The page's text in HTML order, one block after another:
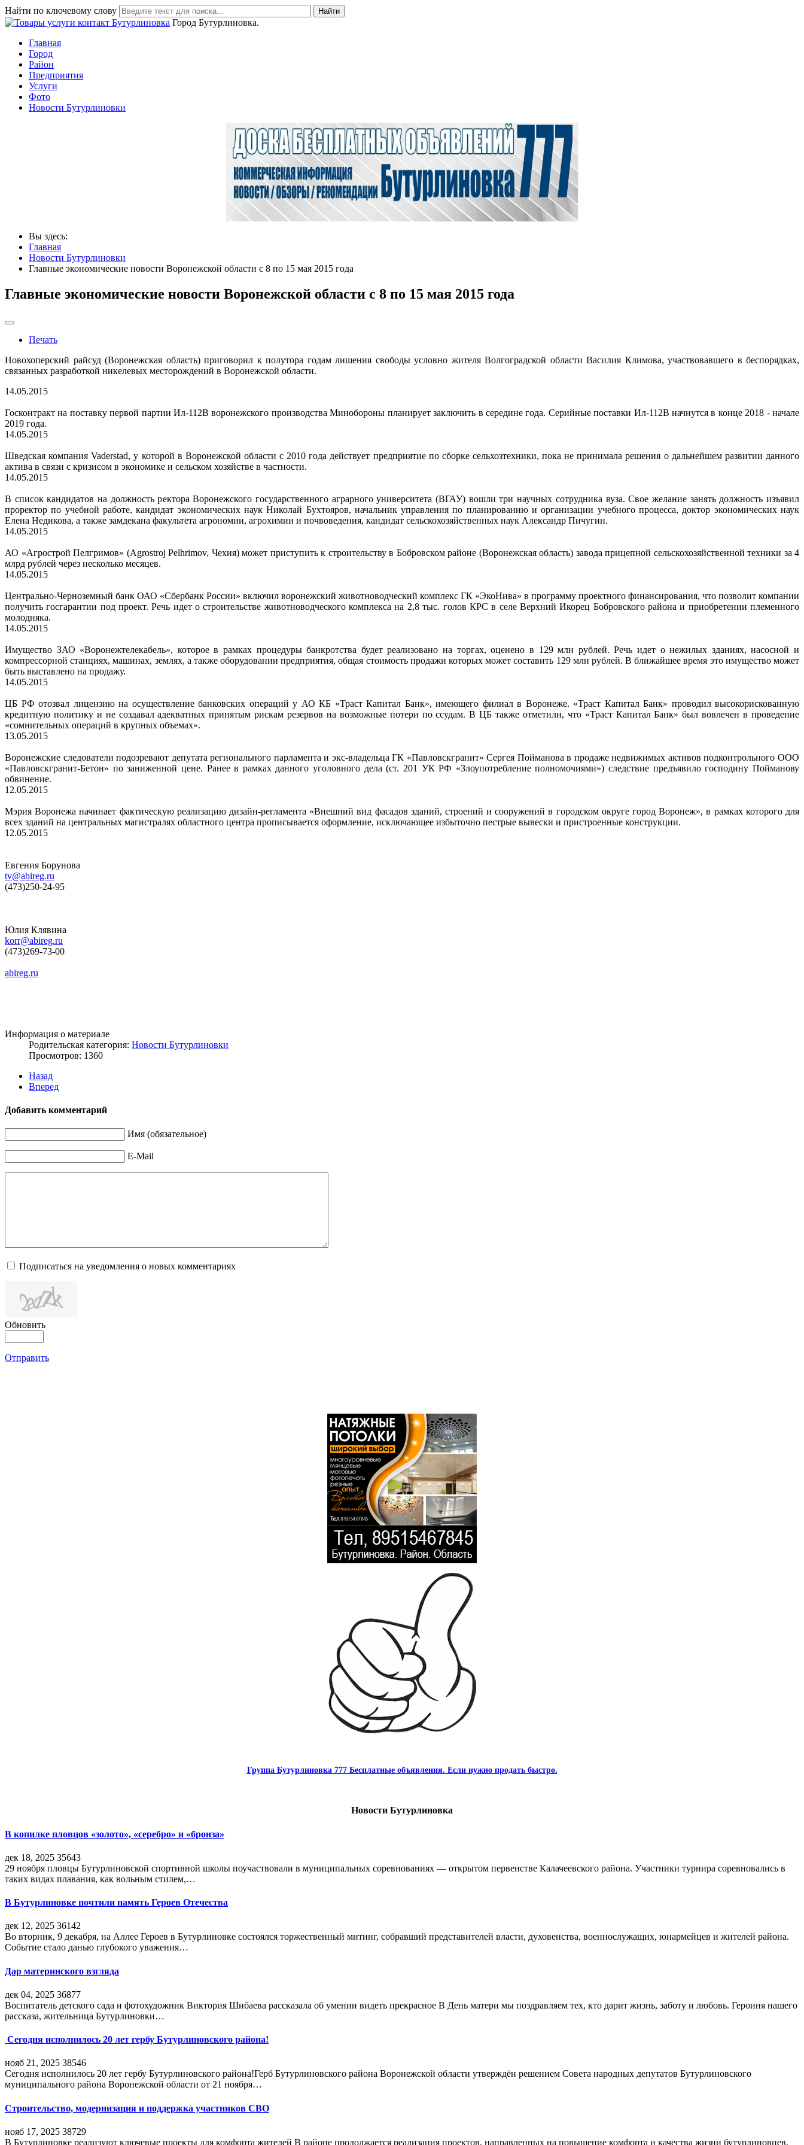
Найти по ключевому слову Найти
Город Бутурлиновка.
Главная
Город
Район
Предприятия
Услуги
Фото
Новости Бутурлиновки
Вы здесь:
Главная
Новости Бутурлиновки
Главные экономические новости Воронежской области с 8 по 15 мая 2015 года
Главные экономические новости Воронежской области с 8 по 15 мая 2015 года
Печать
Новохоперский райсуд (Воронежская область) приговорил к полутора годам лишения свободы условно жителя Волгоградской области Василия Климова, участвовавшего в беспорядках,
связанных разработкой никелевых месторождений в Воронежской области.
14.05.2015
Госконтракт на поставку первой партии Ил-112В воронежского производства Минобороны планирует заключить в середине года. Серийные поставки Ил-112В начнутся в конце 2018 - начале
2019 года.
14.05.2015
Шведская компания Vaderstad, у которой в Воронежской области с 2010 года действует предприятие по сборке сельхозтехники, пока не принимала решения о дальнейшем развитии данного
актива в связи с кризисом в экономике и сельском хозяйстве в частности.
14.05.2015
В список кандидатов на должность ректора Воронежского государственного аграрного университета (ВГАУ) вошли три научных сотрудника вуза. Свое желание занять должность изъявил
проректор по учебной работе, кандидат экономических наук Николай Бухтояров, начальник управления по планированию и организации учебного процесса, доктор экономических наук
Елена Недикова, а также замдекана факультета агрономии, агрохимии и почвоведения, кандидат сельскохозяйственных наук Александр Пичугин.
14.05.2015
АО «Агрострой Пелгримов» (Agrostroj Pelhrimov, Чехия) может приступить к строительству в Бобровском районе (Воронежская область) завода прицепной сельскохозяйственной техники за 4
млрд рублей через несколько месяцев.
14.05.2015
Центрально-Черноземный банк ОАО «Сбербанк России» включил воронежский животноводческий комплекс ГК «ЭкоНива» в программу проектного финансирования, что позволит компании
получить госгарантии под проект. Речь идет о строительстве животноводческого комплекса на 2,8 тыс. голов КРС в селе Верхний Икорец Бобровского района и приобретении племенного
молодняка.
14.05.2015
Имущество ЗАО «Воронежтелекабель», которое в рамках процедуры банкротства будет реализовано на торгах, оценено в 129 млн рублей. Речь идет о нежилых зданиях, насосной и
компрессорной станциях, машинах, землях, а также оборудовании предприятия, общая стоимость продажи которых может составить 129 млн рублей. В ближайшее время это имущество может
быть выставлено на продажу.
14.05.2015
ЦБ РФ отозвал лицензию на осуществление банковских операций у АО КБ «Траст Капитал Банк», имеющего филиал в Воронеже. «Траст Капитал Банк» проводил высокорискованную
кредитную политику и не создавал адекватных принятым рискам резервов на возможные потери по ссудам. В ЦБ также отметили, что «Траст Капитал Банк» был вовлечен в проведение
«сомнительных операций в крупных объемах».
13.05.2015
Воронежские следователи подозревают депутата регионального парламента и экс-владельца ГК «Павловскгранит» Сергея Пойманова в продаже недвижимых активов подконтрольного ООО
«Павловскгранит-Бетон» по заниженной цене. Ранее в рамках данного уголовного дела (ст. 201 УК РФ «Злоупотребление полномочиями») следствие предъявило господину Пойманову
обвинение.
12.05.2015
Мэрия Воронежа начинает фактическую реализацию дизайн-регламента «Внешний вид фасадов зданий, строений и сооружений в городском округе город Воронеж», в рамках которого для
всех зданий на центральных магистралях областного центра прописывается оформление, исключающее избыточно пестрые вывески и пристроенные конструкции.
12.05.2015
Евгения Борунова
tv@abireg.ru
(473)250-24-95
Юлия Клявина
korr@abireg.ru
(473)269-73-00
abireg.ru
Информация о материале
Родительская категория: Новости Бутурлиновки
Просмотров: 1360
Назад
Вперед
Добавить комментарий
Имя (обязательное)
E-Mail
Подписаться на уведомления о новых комментариях
Обновить
Отправить
Группа Бутурлиновка 777 Бесплатные объявления. Если нужно продать быстро.
Новости Бутурлиновка
В копилке пловцов «золото», «серебро» и «бронза»
дек 18, 2025 35643
29 ноября пловцы Бутурлиновской спортивной школы поучаствовали в муниципальных соревнованиях — открытом первенстве Калачеевского района. Участники турнира соревновались в
таких видах плавания, как вольным стилем,…
В Бутурлиновке почтили память Героев Отечества
дек 12, 2025 36142
Во вторник, 9 декабря, на Аллее Героев в Бутурлиновке состоялся торжественный митинг, собравший представителей власти, духовенства, военнослужащих, юнармейцев и жителей района.
Событие стало данью глубокого уважения…
Дар материнского взгляда
дек 04, 2025 36877
Воспитатель детского сада и фотохудожник Виктория Шибаева рассказала об умении видеть прекрасное В День матери мы поздравляем тех, кто дарит жизнь, заботу и любовь. Героиня нашего
рассказа, жительница Бутурлиновки…
Сегодня исполнилось 20 лет гербу Бутурлиновского района!
нояб 21, 2025 38546
Сегодня исполнилось 20 лет гербу Бутурлиновского района!Герб Бутурлиновского района Воронежской области утверждён решением Совета народных депутатов Бутурлиновского
муниципального района Воронежской области от 21 ноября…
Строительство, модернизация и поддержка участников СВО
нояб 17, 2025 38729
В Бутурлиновке реализуют ключевые проекты для комфорта жителей В районе продолжается реализация проектов, направленных на повышение комфорта и качества жизни бутурлиновцев.